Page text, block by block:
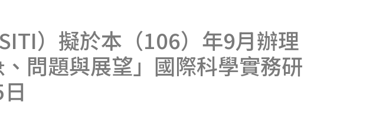
）擬於本（106）年9月辦理
問題與展望」國際科學實務研